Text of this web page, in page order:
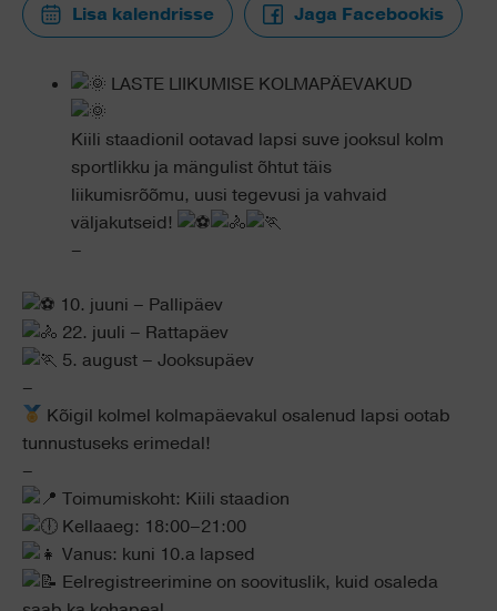
Lisa kalendrisse Jaga Facebookis
LASTE LIIKUMISE KOLMAPÄEVAKUD
Kiili staadionil ootavad lapsi suve jooksul kolm
sportlikku ja mängulist õhtut täis
liikumisrõõmu, uusi tegevusi ja vahvaid
väljakutseid!
–
10. juuni – Pallipäev
22. juuli – Rattapäev
5. august – Jooksupäev
–
Kõigil kolmel kolmapäevakul osalenud lapsi ootab
tunnustuseks erimedal!
–
Toimumiskoht: Kiili staadion
Kellaaeg: 18:00–21:00
Vanus: kuni 10.a lapsed
Eelregistreerimine on soovituslik, kuid osaleda